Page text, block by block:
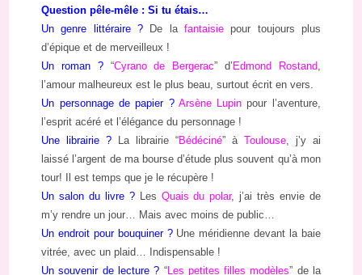
Question pêle-mêle : Si tu étais…
Un genre littéraire ? De lafantaisiepour toujours plus
d’épique et de merveilleux !
Un roman ?“Cyrano de Bergerac” d’ Edmond Rostand,
l’amour malheureux est le plus beau, surtout écrit en vers.
Un personnage de papier ? Arsène Lupin pour l’aventure,
l’esprit acéré et l’élégance du personnage !
Une librairie ? La librairie “Bédéciné” à Toulouse, j’y ai
laissé l’argent de ma bourse d’étude plus souvent qu’à mon
tour! Il est temps que je le récupère !
Un salon du livre ?Les Quais du polar, j’ai très envie de
m’y rendre un jour… Mais avec moins de public…
Un endroit pour bouquiner ?Une méridienne devant la baie
vitrée, avec un plaid… Indispensable !
Un souvenir de lecture ? “Les petites filles modèles” de la